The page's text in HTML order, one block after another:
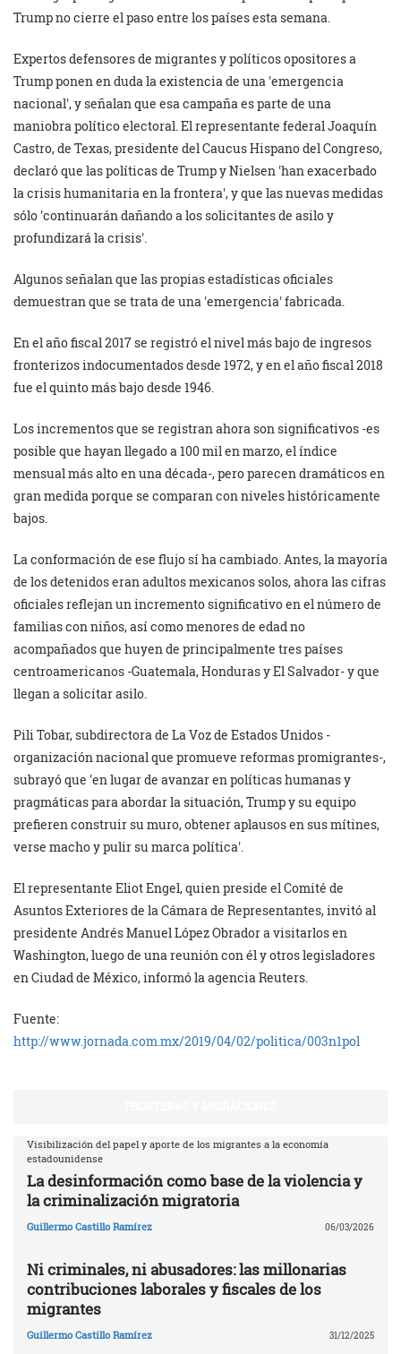
Trump no cierre el paso entre los países esta semana.
Expertos defensores de migrantes y políticos opositores a
Trump ponen en duda la existencia de una emergencia
nacional , y señalan que esa campaña es parte de una
maniobra político electoral. El representante federal Joaquín
Castro, de Texas, presidente del Caucus Hispano del Congreso,
declaró que las políticas de Trump y Nielsen han exacerbado
la crisis humanitaria en la frontera , y que las nuevas medidas
sólo continuarán dañando a los solicitantes de asilo y
profundizará la crisis
Algunos señalan que las propias estadísticas oficiales
demuestran que se trata de una emergencia fabricada.
En el año fiscal 2017 se registró el nivel más bajo de ingresos
fronterizos indocumentados desde 1972, y en el año fiscal 2018
fue el quinto más bajo desde 1946.
Los incrementos que se registran ahora son significativos -es
posible que hayan llegado a 100 mil en marzo, el índice
mensual más alto en una década-, pero parecen dramáticos en
gran medida porque se comparan con niveles históricamente
bajos.
La conformación de ese flujo sí ha cambiado. Antes, la mayoría
de los detenidos eran adultos mexicanos solos, ahora las cifras
oficiales reflejan un incremento significativo en el número de
familias con niños, así como menores de edad no
acompañados que huyen de principalmente tres países
centroamericanos -Guatemala, Honduras y El Salvador- y que
llegan a solicitar asilo.
Pili Tobar, subdirectora de La Voz de Estados Unidos -
organización nacional que promueve reformas promigrantes-,
subrayó que en lugar de avanzar en políticas humanas y
pragmáticas para abordar la situación, Trump y su equipo
prefieren construir su muro, obtener aplausos en sus mítines,
verse macho y pulir su marca política
El representante Eliot Engel, quien preside el Comité de
Asuntos Exteriores de la Cámara de Representantes, invitó al
presidente Andrés Manuel López Obrador a visitarlos en
Washington, luego de una reunión con él y otros legisladores
en Ciudad de México, informó la agencia Reuters.
Fuente:
http://www.jornada.com.mx/2019/04/02/politica/003n1pol
Visibilización del papel y aporte de los migrantes a la economía
estadounidense
La desinformación como base de la violencia y
la criminalización migratoria
Guillermo Castillo Ramírez 06/03/2026
Ni criminales, ni abusadores: las millonarias
contribuciones laborales y fiscales de los
migrantes
Guillermo Castillo Ramírez 31/12/2025